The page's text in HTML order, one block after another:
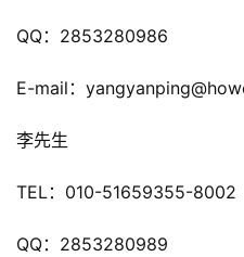
十
届
茶
QQ：2853280986
E-mail：
李先生
TEL：010-51659355-8002
QQ：2853280989